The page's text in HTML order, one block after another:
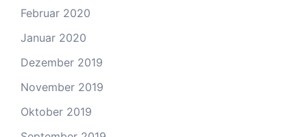
Februar 2020
Januar 2020
Dezember 2019
November 2019
Oktober 2019